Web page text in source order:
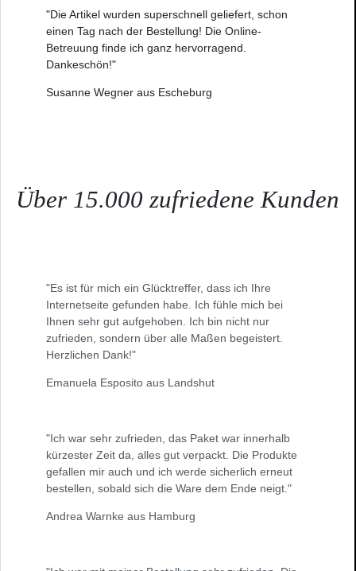
"Die Artikel wurden superschnell geliefert, schon
einen Tag nach der Bestellung! Die Online-
Betreuung finde ich ganz hervorragend.
Dankeschön!"
Susanne Wegner aus Escheburg
Über 15.000 zufriedene Kunden
"Es ist für mich ein Glücktreffer, dass ich Ihre
Internetseite gefunden habe. Ich fühle mich bei
Ihnen sehr gut aufgehoben. Ich bin nicht nur
zufrieden, sondern über alle Maßen begeistert.
Herzlichen Dank!"
Emanuela Esposito aus Landshut
"Ich war sehr zufrieden, das Paket war innerhalb
kürzester Zeit da, alles gut verpackt. Die Produkte
gefallen mir auch und ich werde sicherlich erneut
bestellen, sobald sich die Ware dem Ende neigt."
Andrea Warnke aus Hamburg